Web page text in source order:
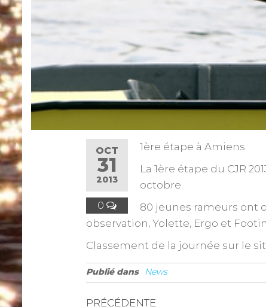
OCT
31
2013
0
1ère étape à Amiens
La 1ère étape du CJR
octobre.
80 jeunes rameurs ont
observation, Yolette, Ergo et
Classement de la journée sur le
Publié dans News
PRÉCÉDENTE